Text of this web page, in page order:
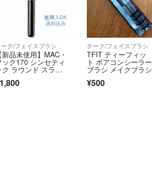
ク/フェイスブラシ
新品未使用】MAC・
ック170 シンセティ
ク ラウンド スラン
ブラシ
チーク/フェイスブラシ
TFIT ティーフィッ
ト ポアコンシーラー
ブラシ メイクブラシ
¥500